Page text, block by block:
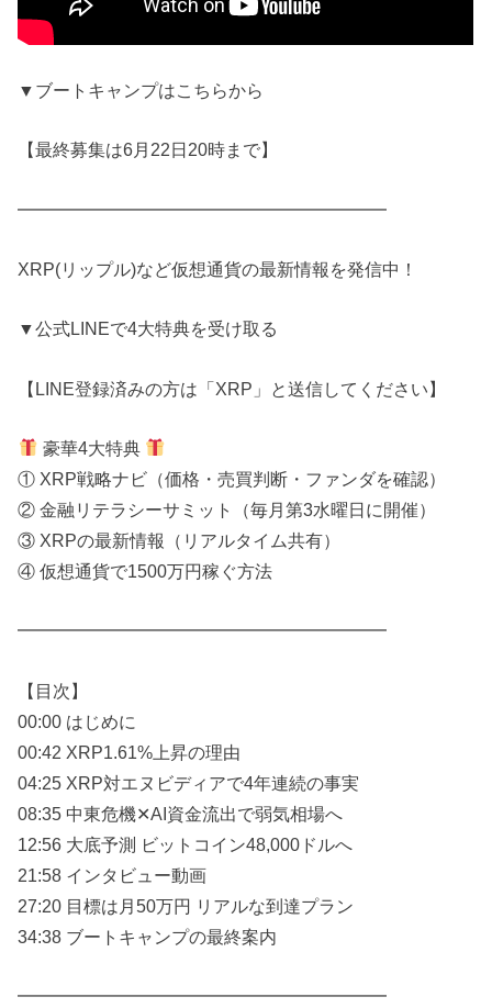
▼ブートキャンプはこちらから
【最終募集は6月22日20時まで】
━━━━━━━━━━━━━━━━━━━━━
XRP(リップル)など仮想通貨の最新情報を発信中！
▼公式LINEで4大特典を受け取る
【LINE登録済みの方は「XRP」と送信してください】
豪華4大特典
① XRP戦略ナビ（価格・売買判断・ファンダを確認）
② 金融リテラシーサミット（毎月第3水曜日に開催）
③ XRPの最新情報（リアルタイム共有）
④ 仮想通貨で1500万円稼ぐ方法
━━━━━━━━━━━━━━━━━━━━━
【目次】
00:00 はじめに
00:42 XRP1.61%上昇の理由
04:25 XRP対エヌビディアで4年連続の事実
08:35 中東危機✕AI資金流出で弱気相場へ
12:56 大底予測 ビットコイン48,000ドルへ
21:58 インタビュー動画
27:20 目標は月50万円 リアルな到達プラン
34:38 ブートキャンプの最終案内
━━━━━━━━━━━━━━━━━━━━━